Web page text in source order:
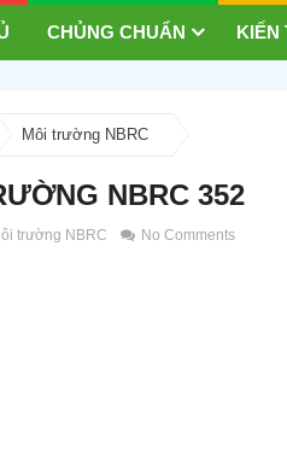
CHỦNG CHUẨN KIẾN
Môi trường NBRC
NBRC 352
trường NBRC No Comments